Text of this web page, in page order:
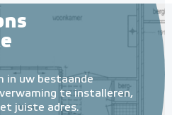
in uw bestaande
te installeren,
juiste adres.